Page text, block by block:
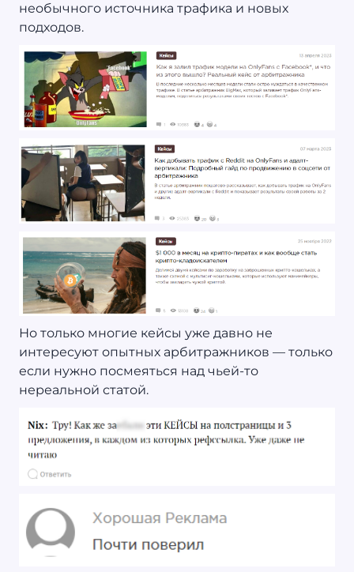
необычного источника трафика и новых
подходов.
Но только многие кейсы уже давно не
интересуют опытных арбитражников — только
если нужно посмеяться над чьей-то
нереальной статой.